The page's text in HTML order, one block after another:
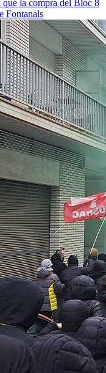
la compra del Bloc 8
Fontanals